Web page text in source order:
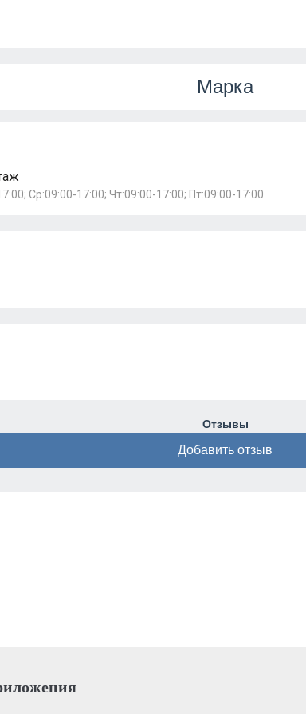
Марка
Ср:09:00-17:00; Чт:09:00-17:00; Пт:09:00-17:00
Отзывы
Добавить отзыв